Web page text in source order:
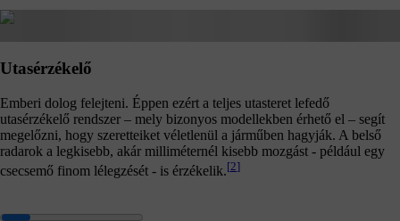
Utasérzékelő
Emberi dolog felejteni. Éppen ezért a teljes utasteret lefedő
utasérzékelő rendszer – mely bizonyos modellekben érhető el – segít
megelőzni, hogy szeretteiket véletlenül a járműben hagyják. A belső
radarok a legkisebb, akár milliméternél kisebb mozgást - például egy
csecsemő finom lélegzését - is érzékelik.[2]